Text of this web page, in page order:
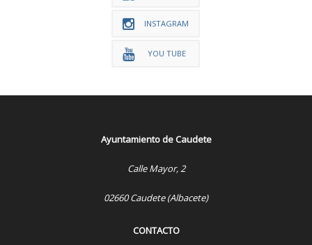
INSTAGRAM
YOU TUBE
Ayuntamiento de Caudete
Calle Mayor, 2
02660 Caudete (Albacete)
CONTACTO